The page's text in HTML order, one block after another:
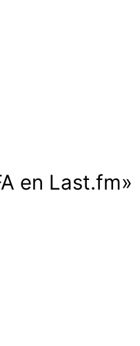
en Last.fm»